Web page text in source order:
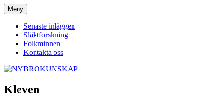
Hoppa
till
innehåll
NYBROKUNSKAP
Meny
Senaste inläggen
Släktforskning
Folkminnen
Kontakta oss
Kleven